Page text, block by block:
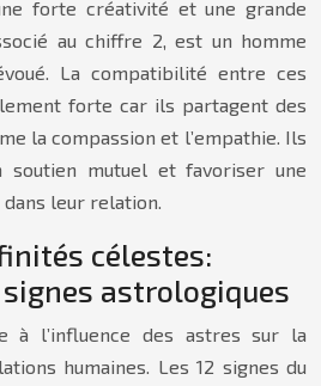
forte créativité et une grande
au chiffre 2, est un homme
La compatibilité entre ces
forte car ils partagent des
la compassion et l’empathie. Ils
soutien mutuel et favoriser une
leur relation.
célestes:
signes astrologiques
à l’influence des astres sur la
humaines. Les 12 signes du